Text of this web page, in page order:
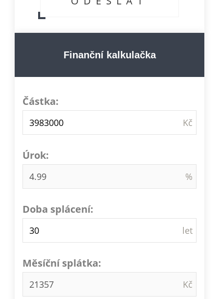
Finanční kalkulačka
Částka:
Úrok:
Doba splácení:
Měsíční splátka: